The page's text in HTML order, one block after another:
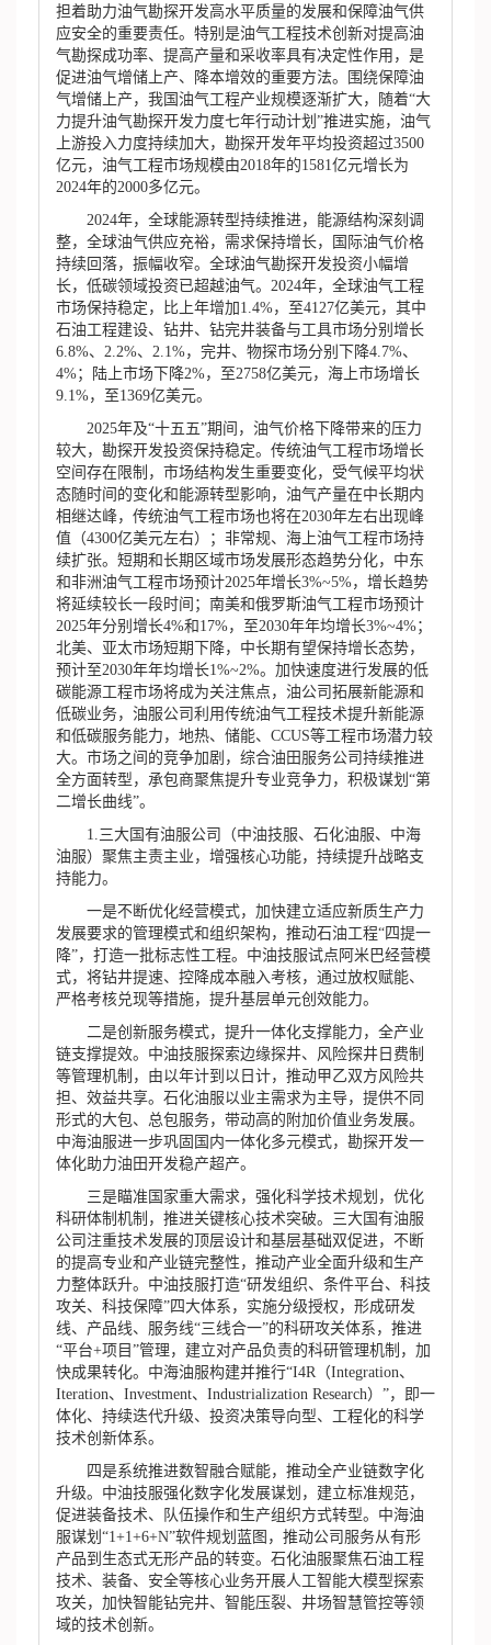
担着助力油气勘探开发高水平质量的发展和保障油气供
应安全的重要责任。特别是油气工程技术创新对提高油
气勘探成功率、提高产量和采收率具有决定性作用，是
促进油气增储上产、降本增效的重要方法。围绕保障油
气增储上产，我国油气工程产业规模逐渐扩大，随着“大
力提升油气勘探开发力度七年行动计划”推进实施，油气
上游投入力度持续加大，勘探开发年平均投资超过3500
亿元，油气工程市场规模由2018年的1581亿元增长为
2024年的2000多亿元。
2024年，全球能源转型持续推进，能源结构深刻调
整，全球油气供应充裕，需求保持增长，国际油气价格
持续回落，振幅收窄。全球油气勘探开发投资小幅增
长，低碳领域投资已超越油气。2024年，全球油气工程
市场保持稳定，比上年增加1.4%，至4127亿美元，其中
石油工程建设、钻井、钻完井装备与工具市场分别增长
6.8%、2.2%、2.1%，完井、物探市场分别下降4.7%、
4%；陆上市场下降2%，至2758亿美元，海上市场增长
9.1%，至1369亿美元。
2025年及“十五五”期间，油气价格下降带来的压力
较大，勘探开发投资保持稳定。传统油气工程市场增长
空间存在限制，市场结构发生重要变化，受气候平均状
态随时间的变化和能源转型影响，油气产量在中长期内
相继达峰，传统油气工程市场也将在2030年左右出现峰
值（4300亿美元左右）；非常规、海上油气工程市场持
续扩张。短期和长期区域市场发展形态趋势分化，中东
和非洲油气工程市场预计2025年增长3%~5%，增长趋势
将延续较长一段时间；南美和俄罗斯油气工程市场预计
2025年分别增长4%和17%，至2030年年均增长3%~4%；
北美、亚太市场短期下降，中长期有望保持增长态势，
预计至2030年年均增长1%~2%。加快速度进行发展的低
碳能源工程市场将成为关注焦点，油公司拓展新能源和
低碳业务，油服公司利用传统油气工程技术提升新能源
和低碳服务能力，地热、储能、CCUS等工程市场潜力较
大。市场之间的竞争加剧，综合油田服务公司持续推进
全方面转型，承包商聚焦提升专业竞争力，积极谋划“第
二增长曲线”。
1.三大国有油服公司（中油技服、石化油服、中海
油服）聚焦主责主业，增强核心功能，持续提升战略支
持能力。
一是不断优化经营模式，加快建立适应新质生产力
发展要求的管理模式和组织架构，推动石油工程“四提一
降”，打造一批标志性工程。中油技服试点阿米巴经营模
式，将钻井提速、控降成本融入考核，通过放权赋能、
严格考核兑现等措施，提升基层单元创效能力。
二是创新服务模式，提升一体化支撑能力，全产业
链支撑提效。中油技服探索边缘探井、风险探井日费制
等管理机制，由以年计到以日计，推动甲乙双方风险共
担、效益共享。石化油服以业主需求为主导，提供不同
形式的大包、总包服务，带动高的附加价值业务发展。
中海油服进一步巩固国内一体化多元模式，勘探开发一
体化助力油田开发稳产超产。
三是瞄准国家重大需求，强化科学技术规划，优化
科研体制机制，推进关键核心技术突破。三大国有油服
公司注重技术发展的顶层设计和基层基础双促进，不断
的提高专业和产业链完整性，推动产业全面升级和生产
力整体跃升。中油技服打造“研发组织、条件平台、科技
攻关、科技保障”四大体系，实施分级授权，形成研发
线、产品线、服务线“三线合一”的科研攻关体系，推进
“平台+项目”管理，建立对产品负责的科研管理机制，加
快成果转化。中海油服构建并推行“I4R（Integration、
Iteration、Investment、Industrialization Research）”，即一
体化、持续迭代升级、投资决策导向型、工程化的科学
技术创新体系。
四是系统推进数智融合赋能，推动全产业链数字化
升级。中油技服强化数字化发展谋划，建立标准规范，
促进装备技术、队伍操作和生产组织方式转型。中海油
服谋划“1+1+6+N”软件规划蓝图，推动公司服务从有形
产品到生态式无形产品的转变。石化油服聚焦石油工程
技术、装备、安全等核心业务开展人工智能大模型探索
攻关，加快智能钻完井、智能压裂、井场智慧管控等领
域的技术创新。